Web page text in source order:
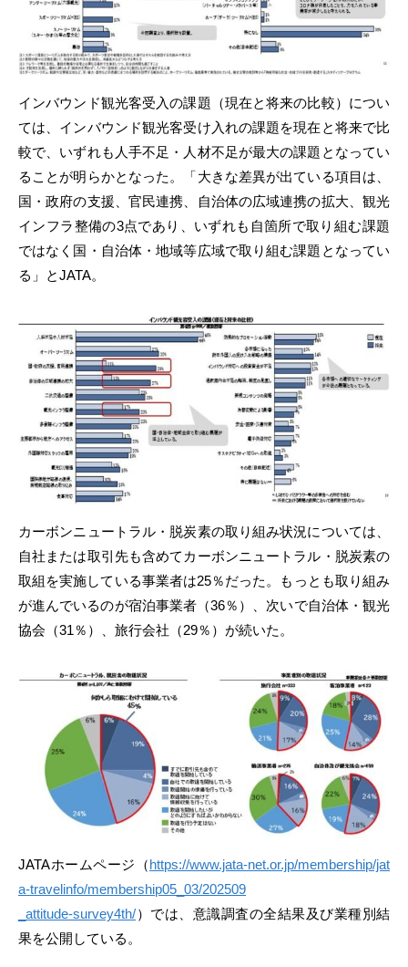
インバウンド観光客受入の課題（現在と将来の比較）につい
ては、インバウンド観光客受け入れの課題を現在と将来で比
較で、いずれも人手不足・人材不足が最大の課題となってい
ることが明らかとなった。「大きな差異が出ている項目は、
国・政府の支援、官民連携、自治体の広域連携の拡大、観光
インフラ整備の3点であり、いずれも自箇所で取り組む課題
ではなく国・自治体・地域等広域で取り組む課題となってい
る」とJATA。
カーボンニュートラル・脱炭素の取り組み状況については、
自社または取引先も含めてカーボンニュートラル・脱炭素の
取組を実施している事業者は25％だった。もっとも取り組み
が進んでいるのが宿泊事業者（36％）、次いで自治体・観光
協会（31％）、旅行会社（29％）が続いた。
JATAホームページ（https://www.jata-net.or.jp/membership/jat
a-travelinfo/membership05_03/202509
_attitude-survey4th/）では、意識調査の全結果及び業種別結
果を公開している。